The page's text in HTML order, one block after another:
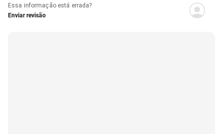
Essa informação está errada?
Enviar revisão